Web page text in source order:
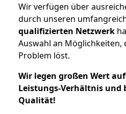
Wir verfügen über
durch unseren
qualifizierten Netzwerk
Auswahl an Möglichkeiten,
Problem löst.
Wir legen großen Wert
Leistungs-Verhältnis und
Qualität!